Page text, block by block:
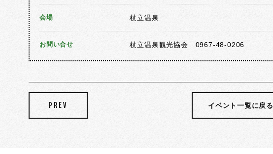
会場 杖立温泉
お問い合せ 杖立温泉観光協会 0967-48-0206
PREV イベント一覧に戻る